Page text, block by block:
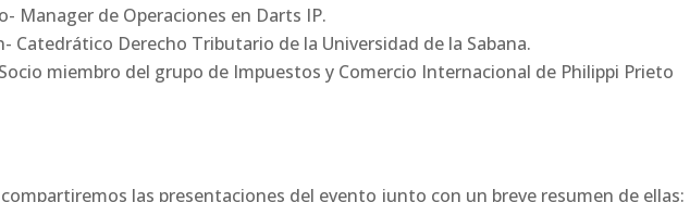
Manager de Operaciones en Darts IP.
Catedrático Derecho Tributario de la Universidad de la Sabana.
miembro del grupo de Impuestos y Comercio Internacional de Philippi Prieto
las presentaciones del evento junto con un breve resumen de ellas: